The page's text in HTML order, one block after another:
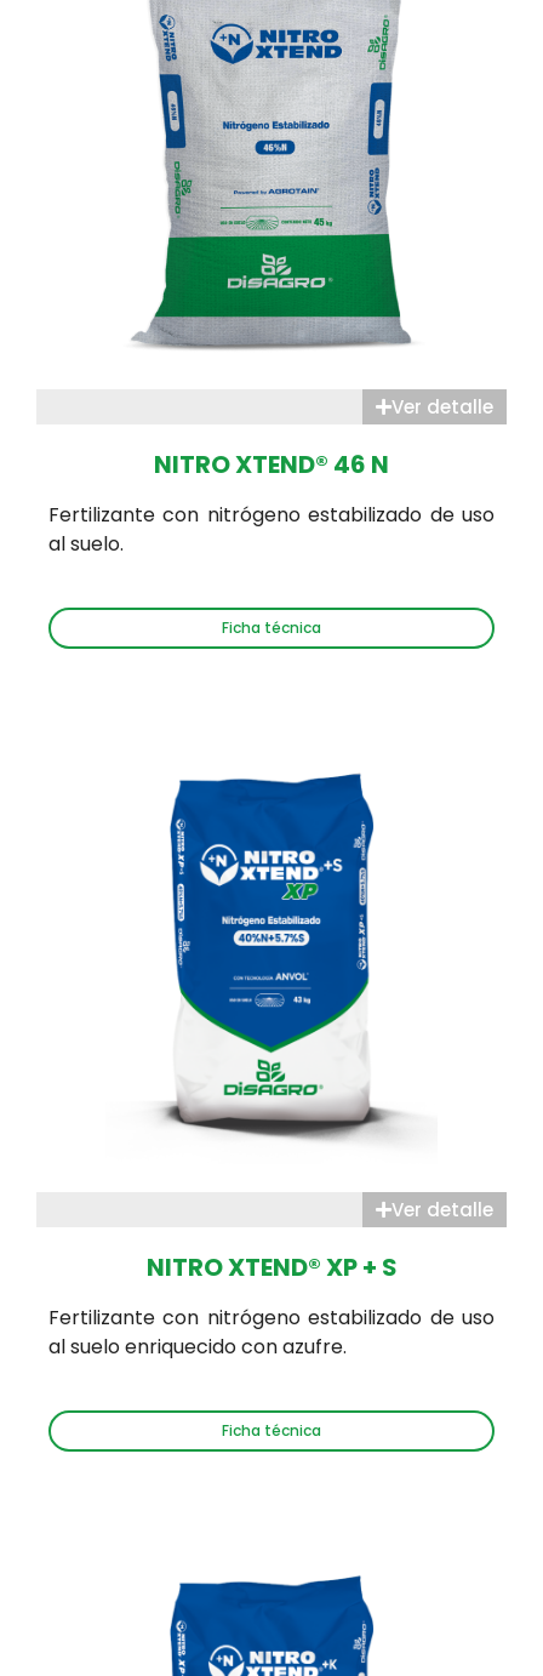
Ver detalle
NITRO XTEND® 46 N
Fertilizante con nitrógeno estabilizado de uso
al suelo.
Ficha técnica
Ver detalle
NITRO XTEND® XP + S
Fertilizante con nitrógeno estabilizado de uso
al suelo enriquecido con azufre.
Ficha técnica